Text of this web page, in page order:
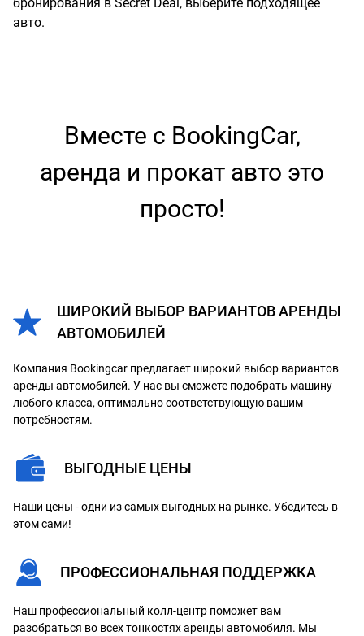
бронирования в Secret Deal, выберите подходящее
авто.
Вместе с BookingCar,
аренда и прокат авто это
просто!
ШИРОКИЙ ВЫБОР ВАРИАНТОВ АРЕНДЫ
АВТОМОБИЛЕЙ
Компания Bookingcar предлагает широкий выбор вариантов
аренды автомобилей. У нас вы сможете подобрать машину
любого класса, оптимально соответствующую вашим
потребностям.
ВЫГОДНЫЕ ЦЕНЫ
Наши цены - одни из самых выгодных на рынке. Убедитесь в
этом сами!
ПРОФЕССИОНАЛЬНАЯ ПОДДЕРЖКА
Наш профессиональный колл-центр поможет вам
разобраться во всех тонкостях аренды автомобиля. Мы